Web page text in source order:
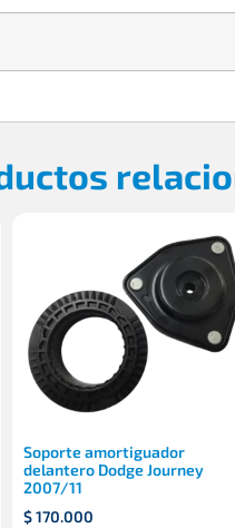
Soporte amortiguador
delantero Dodge Journey
2007/11
$170.000